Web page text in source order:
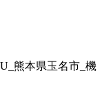
熊本県玉名市_機